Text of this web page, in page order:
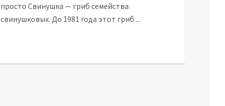
просто Свинушка — гриб семейства
свинушковых. До 1981 года этот гриб ...